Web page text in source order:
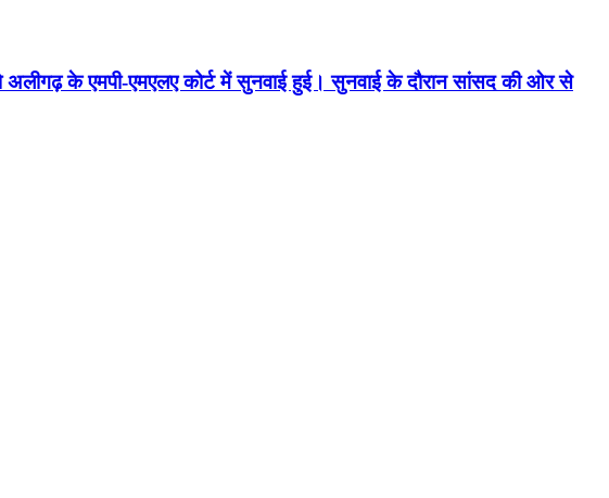
के एमपी-एमएलए कोर्ट में सुनवाई हुई। सुनवाई के दौरान सांसद की ओर से